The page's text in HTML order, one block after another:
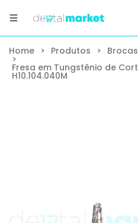
Home > Produtos > Brocas
>
Fresa em Tungstênio de
H10.104.040M